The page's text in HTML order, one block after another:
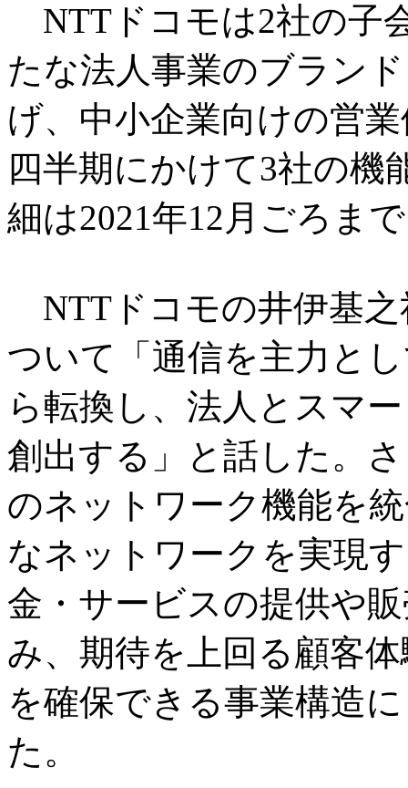
NTTドコモは2社の子
たな法人事業のブラン
げ、中小企業向けの営
四半期にかけて3社の機
細は2021年12月ごろま
NTTドコモの井伊基之
ついて「通信を主力と
ら転換し、法人とスマ
創出する」と話した。
のネットワーク機能を
なネットワークを実現
金・サービスの提供や
み、期待を上回る顧客
を確保できる事業構造
た。